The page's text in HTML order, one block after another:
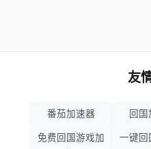
友
番茄加速器 回
免费回国游戏加
一键回